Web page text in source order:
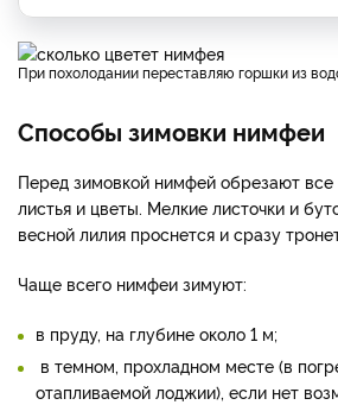
При похолодании переставляю горшки из
Способы зимовки нимфеи
Перед зимовкой нимфей обрезают
листья и цветы. Мелкие листочки и
весной лилия проснется и сразу
Чаще всего нимфеи зимуют:
в пруду, на глубине около 1 м;
в темном, прохладном месте (в
отапливаемой лоджии), если нет